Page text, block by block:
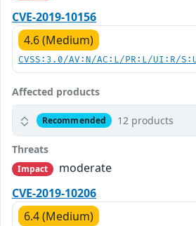
CVE-2019-10156
4.6 (Medium)
CVSS:3.0/AV:N/AC:L/PR:L/UI:R/
Affected products
Recommended 12 products
Threats
Impact
moderate
CVE-2019-10206
6.4 (Medium)